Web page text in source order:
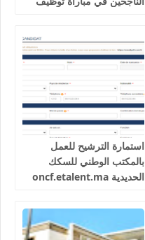
استمارة الترشيح للعمل
بالمكتب الوطني للسكك
الحديدية oncf.etalent.ma